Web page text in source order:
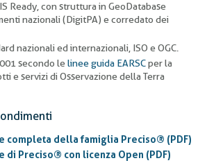
Ready, con struttura in GeoDatabase
nazionali (DigitPA) e corredato dei
nazionali ed internazionali, ISO e OGC.
secondo lelinee guida EARSCper la
e servizi di Osservazione della Terra
completa della famiglia Preciso® (PDF)
di Preciso® con licenza Open (PDF)